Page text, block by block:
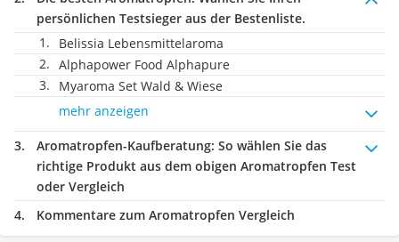
persönlichen Testsieger aus der Bestenliste.
Belissia Lebensmittelaroma
Alphapower Food Alphapure
Myaroma Set Wald & Wiese
mehr anzeigen
Aromatropfen-Kaufberatung: So wählen Sie das
richtige Produkt aus dem obigen Aromatropfen Test
oder Vergleich
Kommentare zum Aromatropfen Vergleich